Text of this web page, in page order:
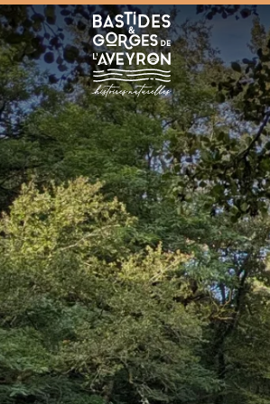
Bastides et Gorges de